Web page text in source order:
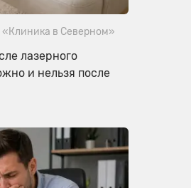
«Клиника в Северном»
лазерного
и нельзя после